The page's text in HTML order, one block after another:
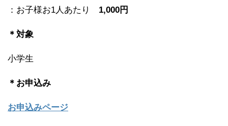
：お子様お1人あたり 1,000円
＊対象
小学生
＊お申込み
お申込みページ